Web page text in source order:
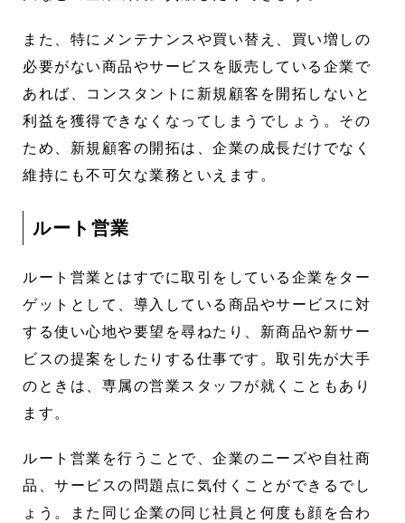
また、特にメンテナンスや買い替え、買い増しの
必要がない商品やサービスを販売している企業で
あれば、コンスタントに新規顧客を開拓しないと
利益を獲得できなくなってしまうでしょう。その
ため、新規顧客の開拓は、企業の成長だけでなく
維持にも不可欠な業務といえます。
ルート営業
ルート営業とはすでに取引をしている企業をター
ゲットとして、導入している商品やサービスに対
する使い心地や要望を尋ねたり、新商品や新サー
ビスの提案をしたりする仕事です。取引先が大手
のときは、専属の営業スタッフが就くこともあり
ます。
ルート営業を行うことで、企業のニーズや自社商
品、サービスの問題点に気付くことができるでし
ょう。また同じ企業の同じ社員と何度も顔を合わ